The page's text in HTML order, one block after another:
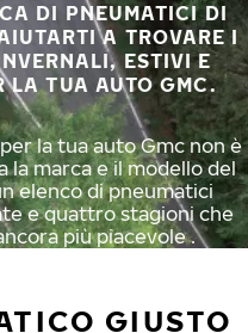
DI PNEUMATICI DI
A TROVARE I
ESTIVI E
LA TUA AUTO GMC.
la tua auto Gmc non è
la marca e il modello del
elenco di pneumatici
e quattro stagioni che
più piacevole .
GIUSTO